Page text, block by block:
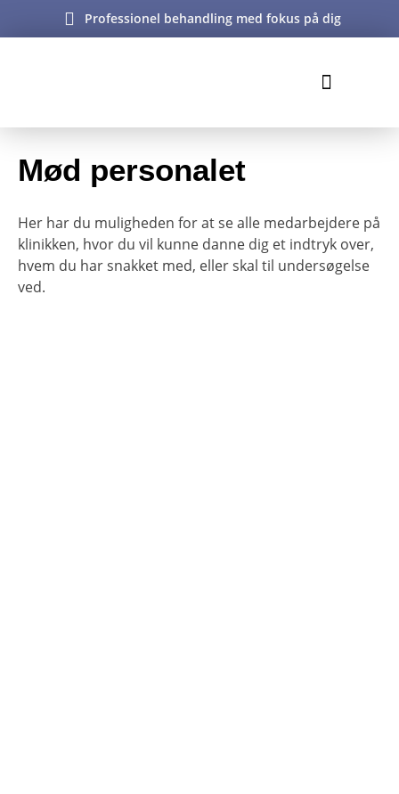
Professionel behandling med fokus på dig
Mød personalet
Her har du muligheden for at se alle medarbejdere på
klinikken, hvor du vil kunne danne dig et indtryk over,
hvem du har snakket med, eller skal til undersøgelse
ved.